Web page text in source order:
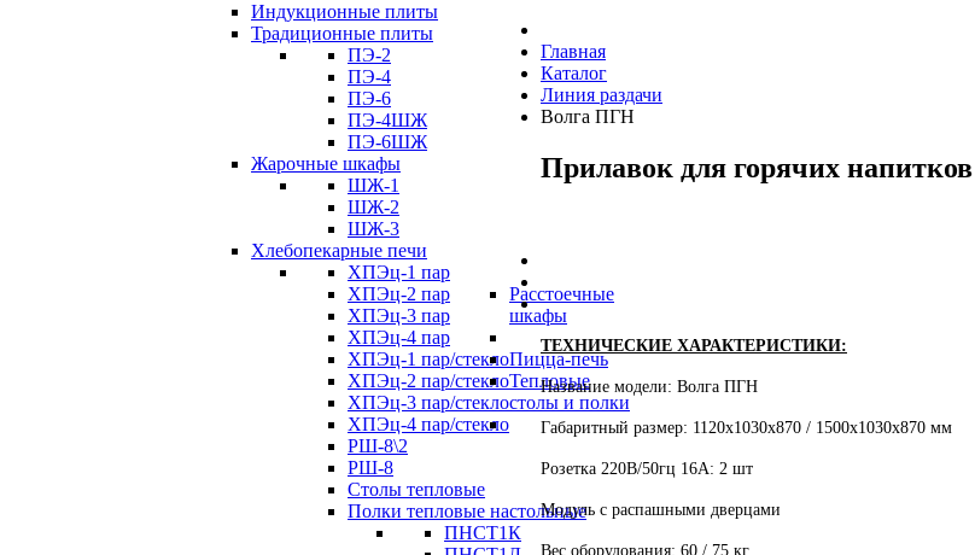
Индукционные плиты
Традиционные плиты
ПЭ-2
ПЭ-4
ПЭ-6
ПЭ-4ШЖ
ПЭ-6ШЖ
Жарочные шкафы
ШЖ-1
ШЖ-2
ШЖ-3
Хлебопекарные печи
ХПЭц-1 пар
ХПЭц-2 пар
ХПЭц-3 пар
ХПЭц-4 пар
ХПЭц-1 пар/стекло
ХПЭц-2 пар/стекло
ХПЭц-3 пар/стекло
ХПЭц-4 пар/стекло
Расстоечные
шкафы
РШ-8\2
РШ-8
Пицца-печь
Тепловые
столы и полки
Столы тепловые
Полки тепловые настольные
ПНСТ1К
Главная
Каталог
Линия раздачи
Волга ПГН
Прилавок для горячих напитков
ТЕХНИЧЕСКИЕ ХАРАКТЕРИСТИКИ:
Название модели: Волга ПГН
Габаритный размер: 1120х1030х870 / 1500х1030х870 мм
Розетка 220В/50гц 16А: 2 шт
Модуль с распашными дверцами
Вес оборудования: 60 / 75 кг